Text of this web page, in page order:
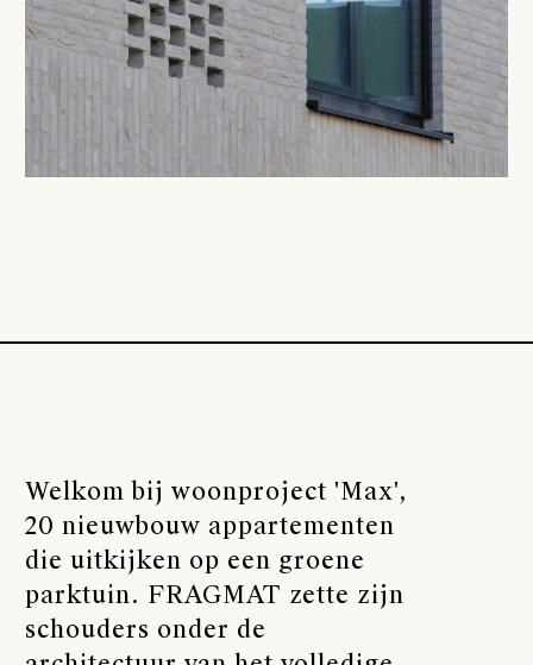
Welkom bij woonproject 'Max',
20 nieuwbouw appartementen
die uitkijken op een groene
parktuin. FRAGMAT zette zijn
schouders onder de